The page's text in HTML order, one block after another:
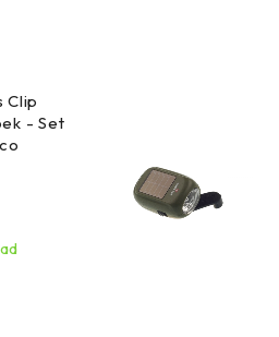
Clip
- Set